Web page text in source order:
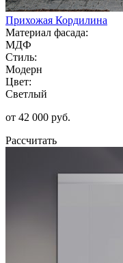
Прихожая Кордилина
Материал фасада:
МДФ
Стиль:
Модерн
Цвет:
Светлый
от 42 000 руб.
Рассчитать